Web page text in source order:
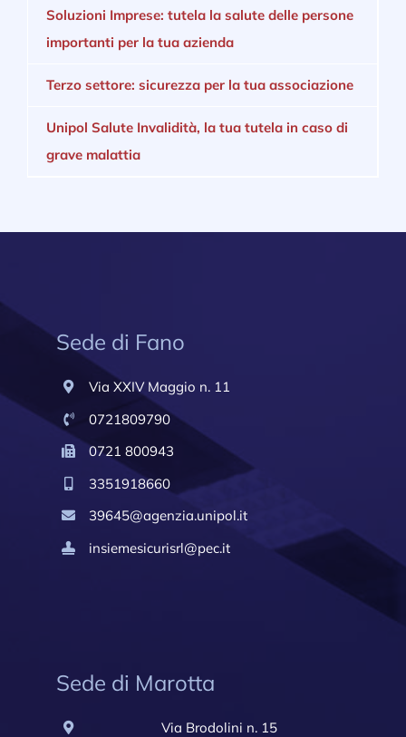
Soluzioni Imprese: tutela la salute delle persone
importanti per la tua azienda
Terzo settore: sicurezza per la tua associazione
Unipol Salute Invalidità, la tua tutela in caso di
grave malattia
Sede di Fano
Via XXIV Maggio n. 11
0721809790
0721 800943
3351918660
39645@agenzia.unipol.it
insiemesicurisrl@pec.it
Sede di Marotta
Via Brodolini n. 15